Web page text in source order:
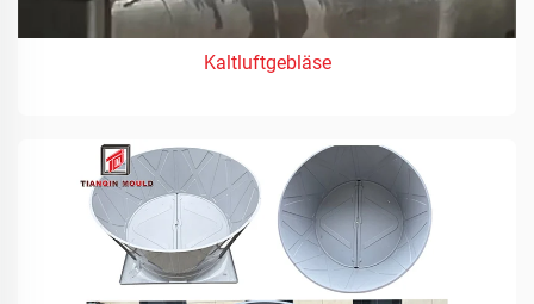
Kaltluftgebläse